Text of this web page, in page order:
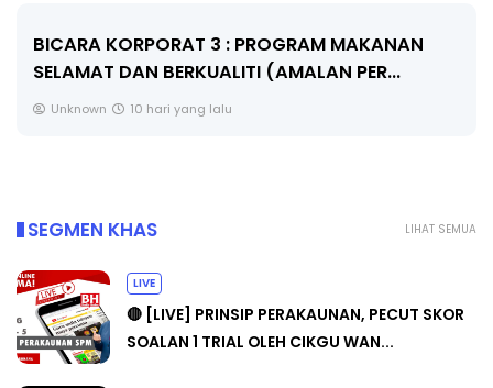
BICARA KORPORAT 3 : PROGRAM MAKANAN
SELAMAT DAN BERKUALITI (AMALAN PER...
Unknown 10 hari yang lalu
LIHAT SEMUA
SEGMEN KHAS
LIVE
🔴 [LIVE] PRINSIP PERAKAUNAN, PECUT SKOR
SOALAN 1 TRIAL OLEH CIKGU WAN...